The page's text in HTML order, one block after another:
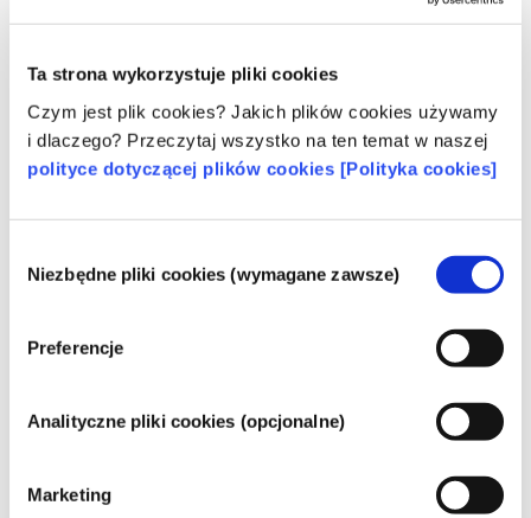
Ta strona wykorzystuje pliki cookies
Czym jest plik cookies? Jakich plików cookies używamy
i dlaczego? Przeczytaj wszystko na ten temat w naszej
polityce dotyczącej plików cookies [Polityka cookies]
zgody
Niezbędne pliki cookies (wymagane zawsze)
Preferencje
Analityczne pliki cookies (opcjonalne)
Marketing
Poznaj swoje kosmetyki
bezpieczeństwo kosmetyków w Europie?
kosmetyczne i higieny osobistej sprzedawane
oraz krajowe i europejskie organy regulacyjne
wspólnie ponoszą odpowiedzialność za
Co należy wiedzieć o substancjach
(ED)?
„substancjami zaburzającymi gospodarkę